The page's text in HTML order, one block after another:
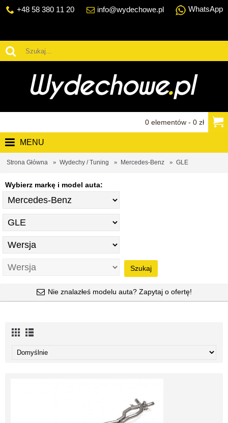
+48 58 380 11 20 info@wydechowe.pl WhatsApp
0 elementów - 0 zł
MENU
Strona Główna Wydechy / Tuning Mercedes-Benz GLE
Wybierz markę i model auta:
Szukaj
Nie znalazłeś modelu auta? Zapytaj o ofertę!